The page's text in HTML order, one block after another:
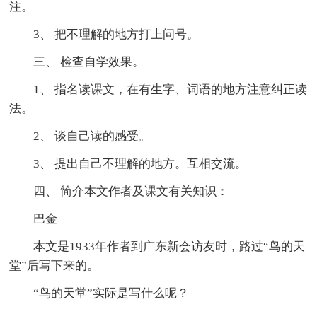
注。
3、 把不理解的地方打上问号。
三、 检查自学效果。
1、 指名读课文，在有生字、词语的地方注意纠正读
法。
2、 谈自己读的感受。
3、 提出自己不理解的地方。互相交流。
四、 简介本文作者及课文有关知识：
巴金
本文是1933年作者到广东新会访友时，路过“鸟的天
堂”后写下来的。
“鸟的天堂”实际是写什么呢？